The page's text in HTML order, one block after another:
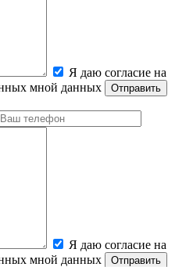
Я даю согласие на
мной данных
Я даю согласие на
мной данных